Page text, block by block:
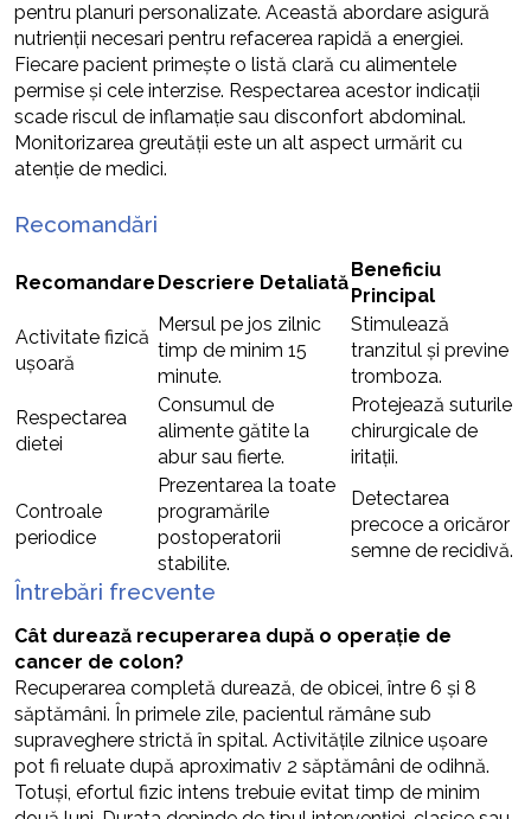
pentru planuri personalizate. Această abordare asigură
nutrienții necesari pentru refacerea rapidă a energiei.
Fiecare pacient primește o listă clară cu alimentele
permise și cele interzise. Respectarea acestor indicații
scade riscul de inflamație sau disconfort abdominal.
Monitorizarea greutății este un alt aspect urmărit cu
atenție de medici.
Recomandări
Recomandare Descriere Detaliată
Beneficiu
Principal
Activitate fizică
ușoară
Mersul pe jos zilnic
timp de minim 15
minute.
Stimulează
tranzitul și previne
tromboza.
Respectarea
dietei
Consumul de
alimente gătite la
abur sau fierte.
Protejează suturile
chirurgicale de
iritații.
Controale
periodice
Prezentarea la toate
programările
postoperatorii
stabilite.
Detectarea
precoce a oricăror
semne de recidivă.
Întrebări frecvente
Cât durează recuperarea după o operație de
cancer de colon?
Recuperarea completă durează, de obicei, între 6 și 8
săptămâni. În primele zile, pacientul rămâne sub
supraveghere strictă în spital. Activitățile zilnice ușoare
pot fi reluate după aproximativ 2 săptămâni de odihnă.
Totuși, efortul fizic intens trebuie evitat timp de minim